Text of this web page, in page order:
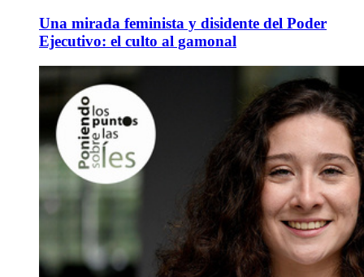
Una mirada feminista y disidente del Poder
Ejecutivo: el culto al gamonal